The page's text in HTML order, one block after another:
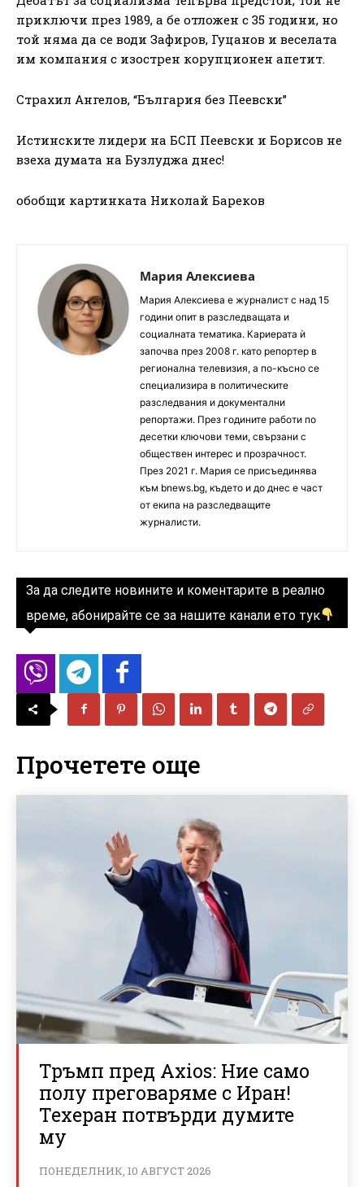
приключи през 1989, а бе отложен с 35 години, но
той няма да се води Зафиров, Гуцанов и веселата
им компания с изострен корупционен апетит.
Страхил Ангелов, “България без Пеевски”
Истинските лидери на БСП Пеевски и Борисов не
взеха думата на Бузлуджа днес!
обобщи картинката Николай Бареков
Мария Алексиева
Мария Алексиева е журналист с над 15
години опит в разследващата и
социалната тематика. Кариерата ѝ
започва през 2008 г. като репортер в
регионална телевизия, а по-късно се
специализира в политическите
разследвания и документални
репортажи. През годините работи по
десетки ключови теми, свързани с
обществен интерес и прозрачност.
През 2021 г. Мария се присъединява
към bnews.bg, където и до днес е част
от екипа на разследващите
журналисти.
За да следите новините и коментарите в реално
време, абонирайте се за нашите канали ето тук
Прочетете още
Тръмп пред Axios: Ние само
полу преговаряме с Иран!
Техеран потвърди думите
му
ПОНЕДЕЛНИК, 10 АВГУСТ 2026